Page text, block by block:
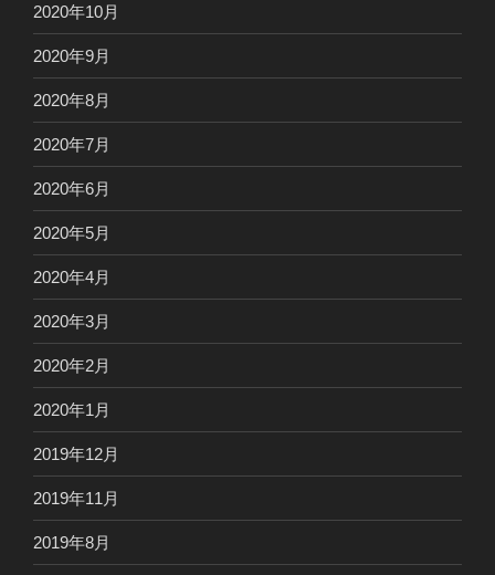
2020年10月
2020年9月
2020年8月
2020年7月
2020年6月
2020年5月
2020年4月
2020年3月
2020年2月
2020年1月
2019年12月
2019年11月
2019年8月